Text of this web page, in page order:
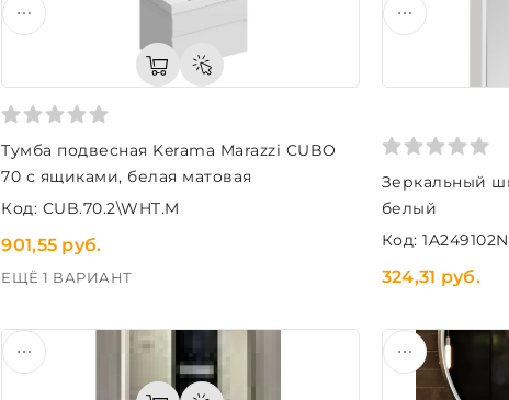
Тумба подвесная Kerama Marazzi CUBO
70 с ящиками, белая матовая
Код: CUB.70.2\WHT.M
901,55 руб.
ЕЩЁ 1 ВАРИАНТ
Зеркальный
белый
Код:
324,31 руб.